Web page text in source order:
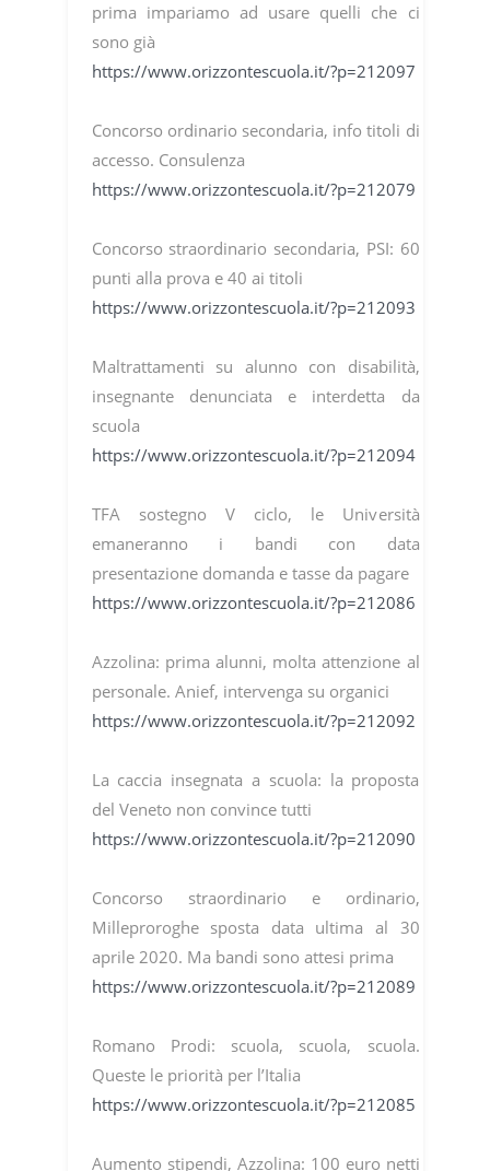
prima impariamo ad usare quelli che ci
sono già
https://www.orizzontescuola.it/?p=212097
Concorso ordinario secondaria, info titoli di
accesso. Consulenza
https://www.orizzontescuola.it/?p=212079
Concorso straordinario secondaria, PSI: 60
punti alla prova e 40 ai titoli
https://www.orizzontescuola.it/?p=212093
Maltrattamenti su alunno con disabilità,
insegnante denunciata e interdetta da
scuola
https://www.orizzontescuola.it/?p=212094
TFA sostegno V ciclo, le Università
emaneranno i bandi con data
presentazione domanda e tasse da pagare
https://www.orizzontescuola.it/?p=212086
Azzolina: prima alunni, molta attenzione al
personale. Anief, intervenga su organici
https://www.orizzontescuola.it/?p=212092
La caccia insegnata a scuola: la proposta
del Veneto non convince tutti
https://www.orizzontescuola.it/?p=212090
Concorso straordinario e ordinario,
Milleproroghe sposta data ultima al 30
aprile 2020. Ma bandi sono attesi prima
https://www.orizzontescuola.it/?p=212089
Romano Prodi: scuola, scuola, scuola.
Queste le priorità per l’Italia
https://www.orizzontescuola.it/?p=212085
Aumento stipendi, Azzolina: 100 euro netti